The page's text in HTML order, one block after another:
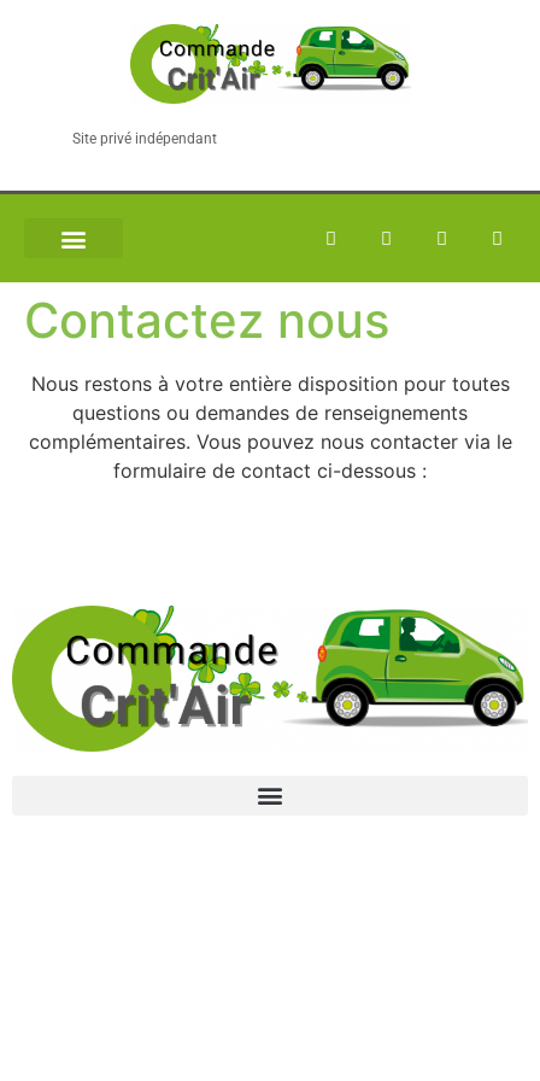
Site privé indépendant
Contactez nous
Nous restons à votre entière disposition pour toutes
questions ou demandes de renseignements
complémentaires. Vous pouvez nous contacter via le
formulaire de contact ci-dessous :